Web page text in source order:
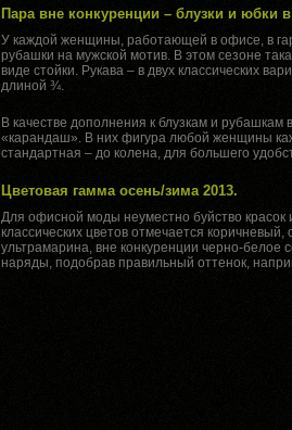
Пара вне конкуренции – блузки и юбки
У каждой женщины, работающей в офисе, в
рубашки на мужской мотив. В этом сезоне
виде стойки. Рукава – в двух классических
длиной ¾.
В качестве дополнения к блузкам и
«карандаш». В них фигура любой женщины
стандартная – до колена, для большего
Цветовая гамма осень/зима 2013.
Для офисной моды неуместно буйство красок
классических цветов отмечается
ультрамарина, вне конкуренции черно-белое
наряды, подобрав правильный оттенок,